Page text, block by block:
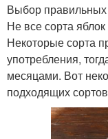
Выбор правильных
Не все сорта
Некоторые сорта
употребления,
месяцами. Вот
подходящих